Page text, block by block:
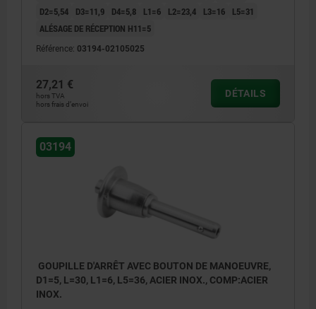
D2=5,54
D3=11,9 D4=5,8 L1=6 L2=23,4 L3=16
L5=31
ALÉSAGE DE RÉCEPTION H11=5
Référence: 03194-02105025
27,21 €
hors TVA
hors frais d’envoi
DÉTAILS
03194
GOUPILLE D'ARRÊT AVEC BOUTON DE MANOEUVRE,
D1=5, L=30, L1=6, L5=36, ACIER INOX., COMP:ACIER
INOX.